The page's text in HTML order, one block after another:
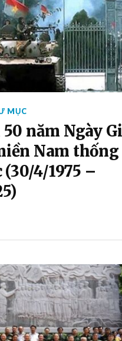
MỤC
năm Ngày
Nam
4/1975 –